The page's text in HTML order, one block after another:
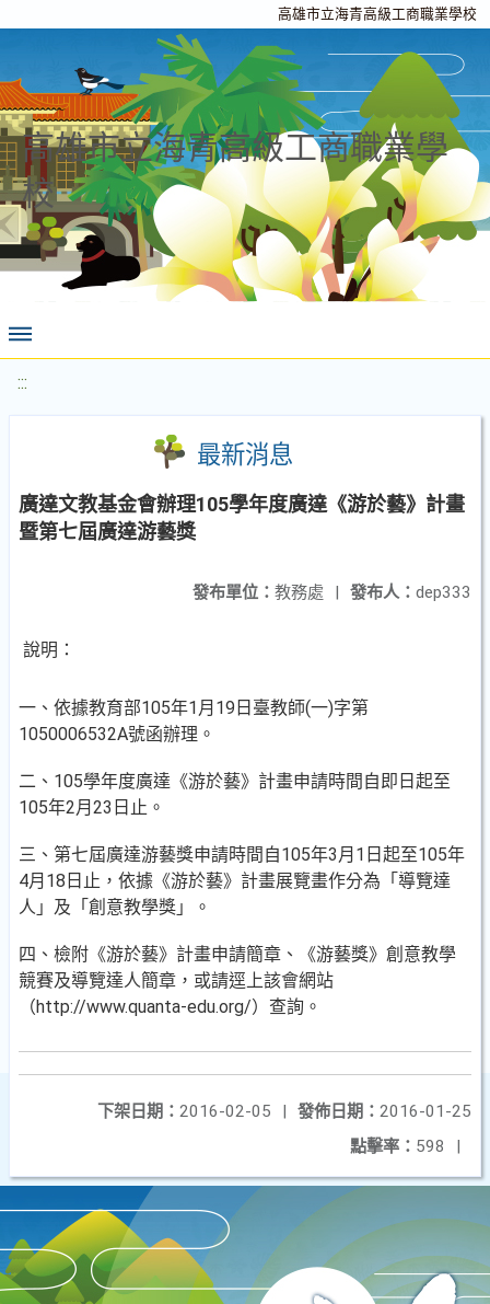
高雄市立海青高級工商職業學校
高雄市立海青高級工商職業學
校
:::
最新消息
廣達文教基金會辦理105學年度廣達《游於藝》計畫
暨第七屆廣達游藝獎
發布人： dep333
發布單位： 教務處 |
說明：
一、依據教育部105年1月19日臺教師(一)字第
1050006532A號函辦理。
二、105學年度廣達《游於藝》計畫申請時間自即日起至
105年2月23日止。
三、第七屆廣達游藝獎申請時間自105年3月1日起至105年
4月18日止，依據《游於藝》計畫展覽畫作分為「導覽達
人」及「創意教學獎」。
四、檢附《游於藝》計畫申請簡章、《游藝獎》創意教學
競賽及導覽達人簡章，或請逕上該會網站
（http://www.quanta-edu.org/）查詢。
發佈日期： 2016-01-25
下架日期： 2016-02-05
|
點擊率： 598 |